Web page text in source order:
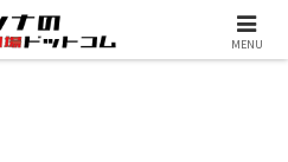
MENU